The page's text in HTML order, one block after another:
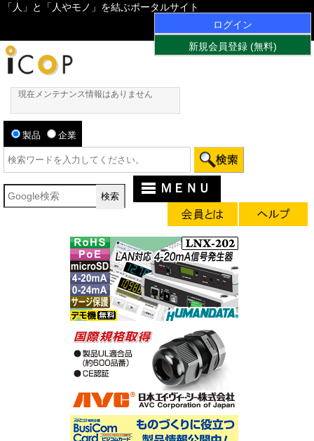
「人」と「人やモノ」を結ぶポータルサイト
ログイン
新規会員登録 (無料)
現在メンテナンス情報はありません
製品 企業
ＭＥＮＵ